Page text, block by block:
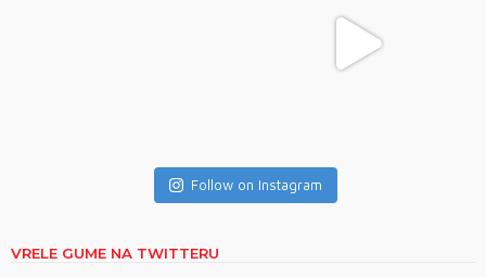
Follow on Instagram
VRELE GUME NA TWITTERU